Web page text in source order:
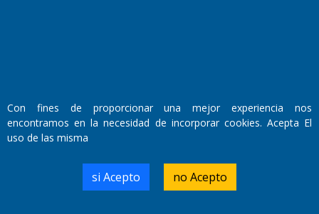
Domicilio Legal: José Ingenieros 855,
Santa Rosa, La Pampa.
RL-2019-55551274-APN-DNDA#MJ
Con fines de proporcionar una mejor experiencia nos
encontramos en la necesidad de incorporar cookies. Acepta El
uso de las misma
si Acepto no Acepto